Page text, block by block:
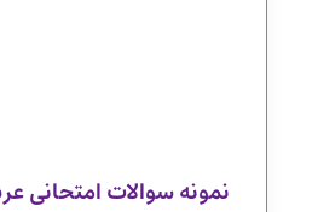
نمونه سوالات امتحانی